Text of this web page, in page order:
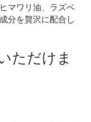
マワリ油、ラズベ
分を贅沢に配合し
ただけま